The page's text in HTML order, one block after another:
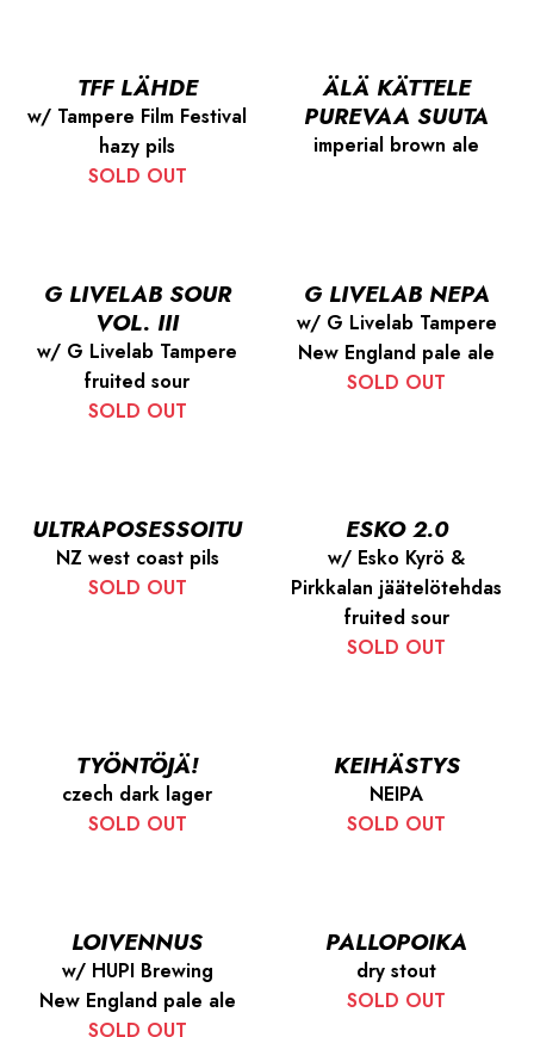
TFF LÄHDE
w/ Tampere Film Festival
hazy pils
SOLD OUT
ÄLÄ KÄTTELE
PUREVAA SUUTA
imperial brown ale
G LIVELAB SOUR
VOL. III
w/ G Livelab Tampere
fruited sour
SOLD OUT
G LIVELAB NEPA
w/ G Livelab Tampere
New England pale ale
SOLD OUT
ULTRAPOSESSOITU
NZ west coast pils
SOLD OUT
ESKO 2.0
w/ Esko Kyrö &
Pirkkalan jäätelötehdas
fruited sour
SOLD OUT
TYÖNTÖJÄ!
czech dark lager
SOLD OUT
KEIHÄSTYS
NEIPA
SOLD OUT
LOIVENNUS
w/ HUPI Brewing
New England pale ale
SOLD OUT
PALLOPOIKA
dry stout
SOLD OUT